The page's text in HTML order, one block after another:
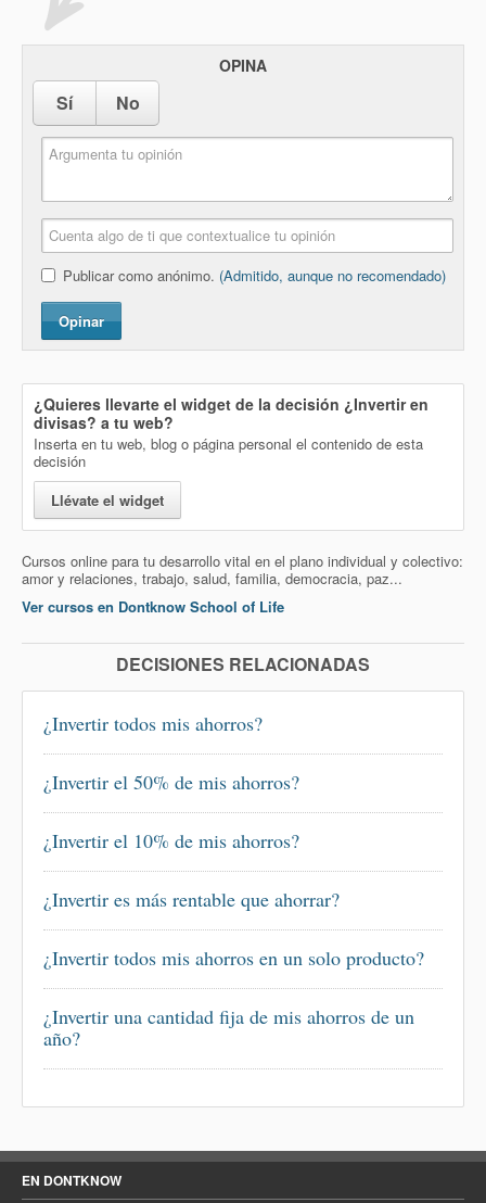
OPINA
Sí No
Publicar como anónimo. (Admitido, aunque no recomendado)
Opinar
¿Quieres llevarte el widget de la decisión ¿Invertir en
divisas? a tu web?
Inserta en tu web, blog o página personal el contenido de esta
decisión
Llévate el widget
Cursos online para tu desarrollo vital en el plano individual y colectivo:
amor y relaciones, trabajo, salud, familia, democracia, paz...
Ver cursos en Dontknow School of Life
DECISIONES RELACIONADAS
¿Invertir todos mis ahorros?
¿Invertir el 50% de mis ahorros?
¿Invertir el 10% de mis ahorros?
¿Invertir es más rentable que ahorrar?
¿Invertir todos mis ahorros en un solo producto?
¿Invertir una cantidad fija de mis ahorros de un
año?
EN DONTKNOW